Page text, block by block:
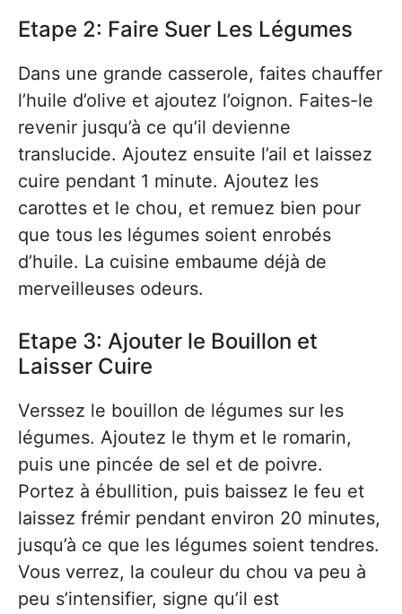
Etape 2: Faire Suer Les Légumes
Dans une grande casserole, faites chauffer
l’huile d’olive et ajoutez l’oignon. Faites-le
revenir jusqu’à ce qu’il devienne
translucide. Ajoutez ensuite l’ail et laissez
cuire pendant 1 minute. Ajoutez les
carottes et le chou, et remuez bien pour
que tous les légumes soient enrobés
d’huile. La cuisine embaume déjà de
merveilleuses odeurs.
Etape 3: Ajouter le Bouillon et
Laisser Cuire
Verssez le bouillon de légumes sur les
légumes. Ajoutez le thym et le romarin,
puis une pincée de sel et de poivre.
Portez à ébullition, puis baissez le feu et
laissez frémir pendant environ 20 minutes,
jusqu’à ce que les légumes soient tendres.
Vous verrez, la couleur du chou va peu à
peu s’intensifier, signe qu’il est